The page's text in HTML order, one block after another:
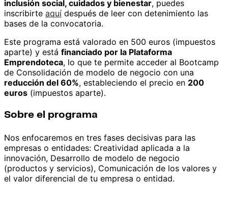
inclusión social, cuidados y bienestar, puedes
inscribirte aquí después de leer con detenimiento las
bases de la convocatoria.
Este programa está valorado en 500 euros (impuestos
aparte) y está financiado por la Plataforma
Emprendoteca, lo que te permite acceder al Bootcamp
de Consolidación de modelo de negocio con una
reducción del 60%, estableciendo el precio en 200
euros (impuestos aparte).
Sobre el programa
Nos enfocaremos en tres fases decisivas para las
empresas o entidades: Creatividad aplicada a la
innovación, Desarrollo de modelo de negocio
(productos y servicios), Comunicación de los valores y
el valor diferencial de tu empresa o entidad.